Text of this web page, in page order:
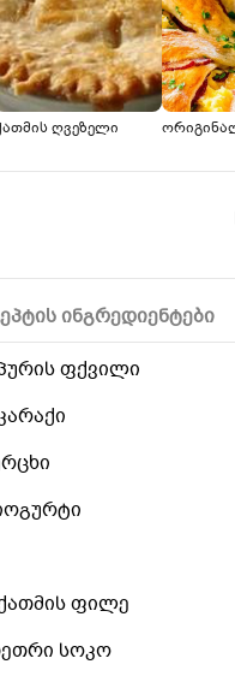
ღვეზელი
ინგრედიენტები
ფქვილი
ფილე
სოკო